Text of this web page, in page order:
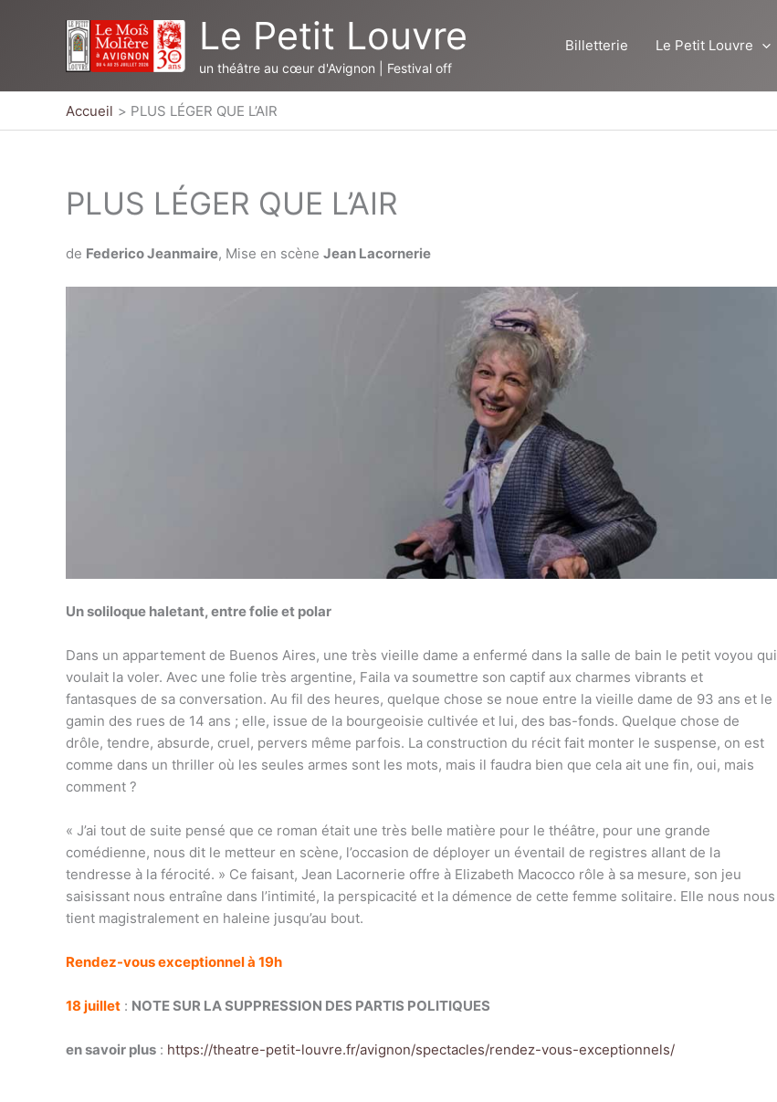
Le Petit Louvre
un théâtre au cœur d'Avignon | Festival off
Billetterie Le Petit Louvre
Accueil PLUS LÉGER QUE L’AIR
PLUS LÉGER QUE L’AIR
de Federico Jeanmaire, Mise en scène Jean Lacornerie
Un soliloque haletant, entre folie et polar
Dans un appartement de Buenos Aires, une très vieille dame a enfermé dans la salle de bain le petit voyou qui
voulait la voler. Avec une folie très argentine, Faila va soumettre son captif aux charmes vibrants et
fantasques de sa conversation. Au fil des heures, quelque chose se noue entre la vieille dame de 93 ans et le
gamin des rues de 14 ans ; elle, issue de la bourgeoisie cultivée et lui, des bas-fonds. Quelque chose de
drôle, tendre, absurde, cruel, pervers même parfois. La construction du récit fait monter le suspense, on est
comme dans un thriller où les seules armes sont les mots, mais il faudra bien que cela ait une fin, oui, mais
comment ?
« J’ai tout de suite pensé que ce roman était une très belle matière pour le théâtre, pour une grande
comédienne, nous dit le metteur en scène, l’occasion de déployer un éventail de registres allant de la
tendresse à la férocité. » Ce faisant, Jean Lacornerie offre à Elizabeth Macocco rôle à sa mesure, son jeu
saisissant nous entraîne dans l’intimité, la perspicacité et la démence de cette femme solitaire. Elle nous nous
tient magistralement en haleine jusqu’au bout.
Rendez-vous exceptionnel à 19h
18 juillet : NOTE SUR LA SUPPRESSION DES PARTIS POLITIQUES
en savoir plus : https://theatre-petit-louvre.fr/avignon/spectacles/rendez-vous-exceptionnels/